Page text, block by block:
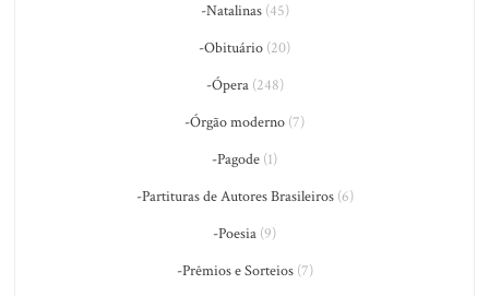
-Natalinas(45)
-Obituário (20)
-Ópera(248)
-Órgão moderno (7)
-Pagode (1)
-Partituras de Autores Brasileiros(6)
-Poesia (9)
-Prêmios e Sorteios(7)